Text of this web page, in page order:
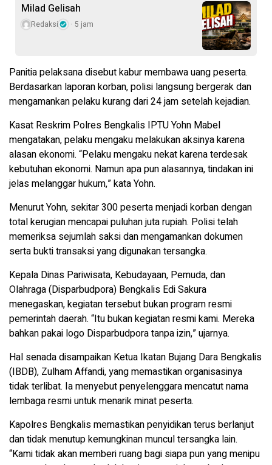
Milad Gelisah
Redaksi 5 jam
Panitia pelaksana disebut kabur membawa uang peserta.
Berdasarkan laporan korban, polisi langsung bergerak dan
mengamankan pelaku kurang dari 24 jam setelah kejadian.
Kasat Reskrim Polres Bengkalis IPTU Yohn Mabel
mengatakan, pelaku mengaku melakukan aksinya karena
alasan ekonomi. “Pelaku mengaku nekat karena terdesak
kebutuhan ekonomi. Namun apa pun alasannya, tindakan ini
jelas melanggar hukum,” kata Yohn.
Menurut Yohn, sekitar 300 peserta menjadi korban dengan
total kerugian mencapai puluhan juta rupiah. Polisi telah
memeriksa sejumlah saksi dan mengamankan dokumen
serta bukti transaksi yang digunakan tersangka.
Kepala Dinas Pariwisata, Kebudayaan, Pemuda, dan
Olahraga (Disparbudpora) Bengkalis Edi Sakura
menegaskan, kegiatan tersebut bukan program resmi
pemerintah daerah. “Itu bukan kegiatan resmi kami. Mereka
bahkan pakai logo Disparbudpora tanpa izin,” ujarnya.
Hal senada disampaikan Ketua Ikatan Bujang Dara Bengkalis
(IBDB), Zulham Affandi, yang memastikan organisasinya
tidak terlibat. Ia menyebut penyelenggara mencatut nama
lembaga resmi untuk menarik minat peserta.
Kapolres Bengkalis memastikan penyidikan terus berlanjut
dan tidak menutup kemungkinan muncul tersangka lain.
“Kami tidak akan memberi ruang bagi siapa pun yang menipu